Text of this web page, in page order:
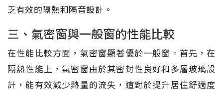
乏有效的隔熱和隔音設計。
三、氣密窗與一般窗的性能比較
在性能比較方面，氣密窗顯著優於一般窗。首先，在
隔熱性能上，氣密窗由於其密封性良好和多層玻璃設
計，能有效減少熱量的流失，這對於提升居住舒適度